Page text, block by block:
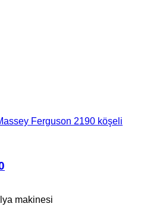
Ferguson 2190 köşeli
makinesi